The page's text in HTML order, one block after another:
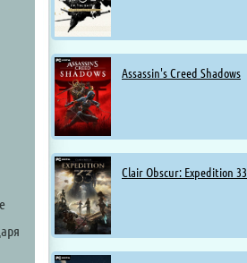
Assassin's Creed Shadows
Clair Obscur: Expedition 33